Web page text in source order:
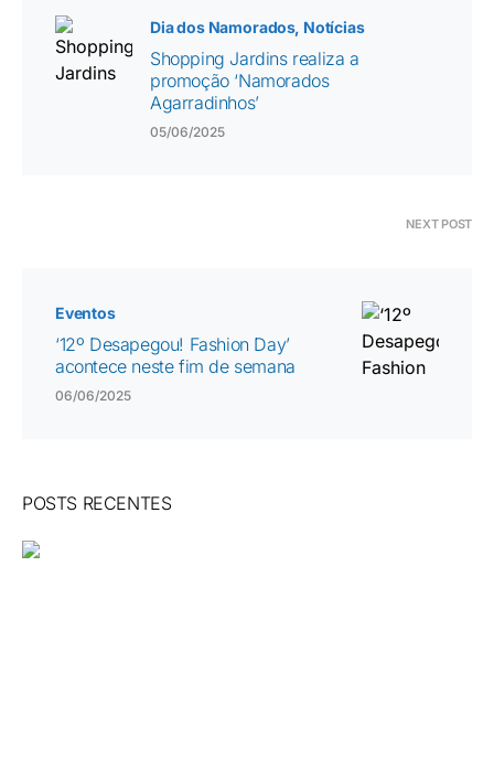
Dia dos Namorados Notícias
Shopping Jardins realiza a
promoção ‘Namorados
Agarradinhos’
05/06/2025
NEXT POST
Eventos
‘12º Desapegou! Fashion Day’
acontece neste fim de semana
06/06/2025
POSTS RECENTES